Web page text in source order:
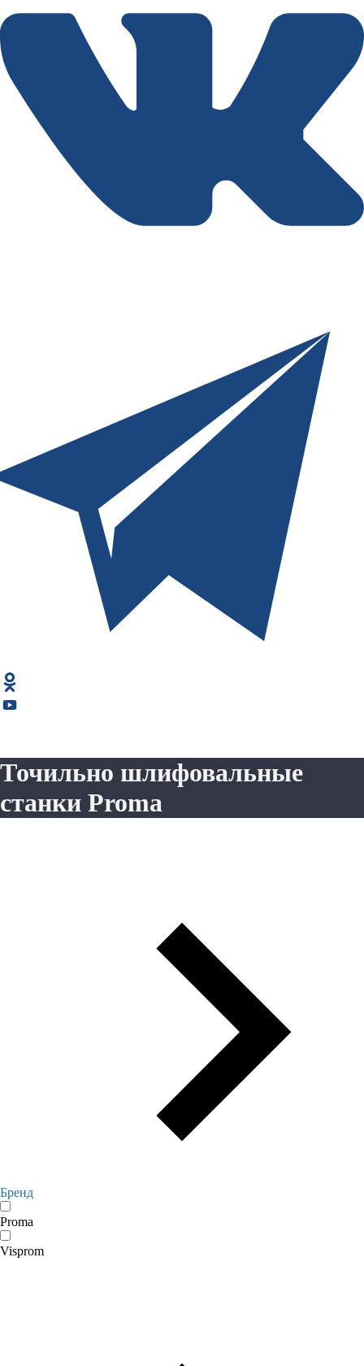
Точильно шлифовальные
станки Proma
Бренд
Proma
Visprom